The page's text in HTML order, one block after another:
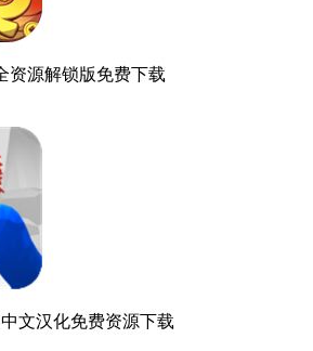
资源解锁版免费下载
文汉化免费资源下载